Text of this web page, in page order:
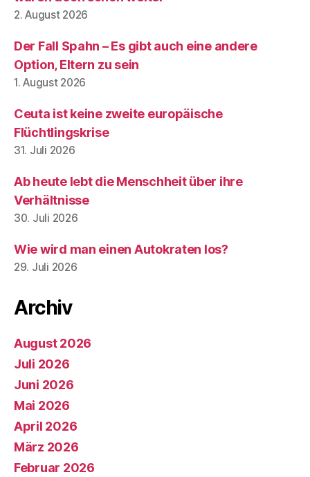
2. August 2026
Der Fall Spahn – Es gibt auch eine andere
Option, Eltern zu sein
1. August 2026
Ceuta ist keine zweite europäische
Flüchtlingskrise
31. Juli 2026
Ab heute lebt die Menschheit über ihre
Verhältnisse
30. Juli 2026
Wie wird man einen Autokraten los?
29. Juli 2026
Archiv
August 2026
Juli 2026
Juni 2026
Mai 2026
April 2026
März 2026
Februar 2026